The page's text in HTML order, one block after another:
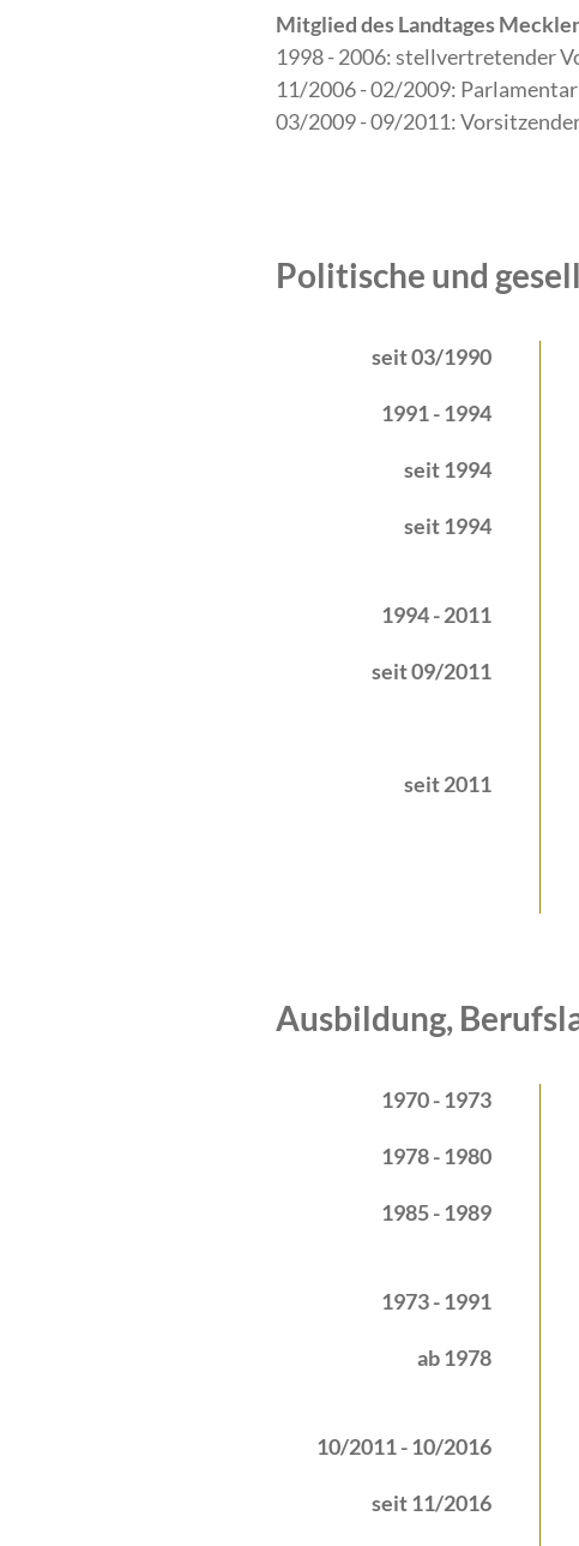
Mitglied des Landtages
1998 - 2006: stellvertretender
11/2006 - 02/2009:
03/2009 - 09/2011:
Politische und
seit 03/1990
1991 - 1994
seit 1994
seit 1994
1994 - 2011
seit 09/2011
seit 2011
Ausbildung,
1970 - 1973
1978 - 1980
1985 - 1989
1973 - 1991
ab 1978
10/2011 - 10/2016
seit 11/2016